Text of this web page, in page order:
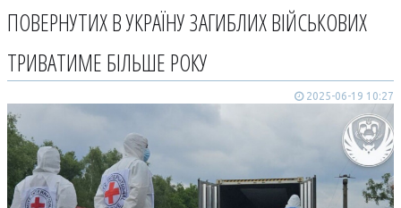
ПОВЕРНУТИХ В УКРАЇНУ ЗАГИБЛИХ ВІЙСЬКОВИХ
ТРИВАТИМЕ БІЛЬШЕ РОКУ
2025-06-19 10:27